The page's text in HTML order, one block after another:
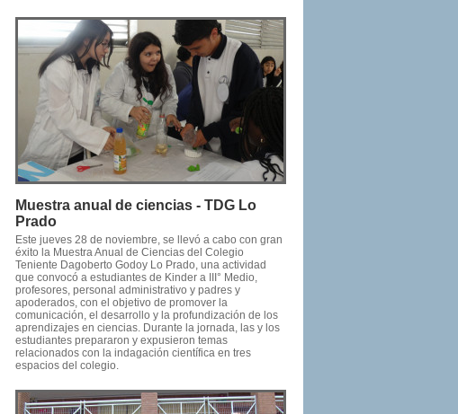
Muestra anual de ciencias - TDG Lo
Prado
Este jueves 28 de noviembre, se llevó a cabo con gran
éxito la Muestra Anual de Ciencias del Colegio
Teniente Dagoberto Godoy Lo Prado, una actividad
que convocó a estudiantes de Kinder a III° Medio,
profesores, personal administrativo y padres y
apoderados, con el objetivo de promover la
comunicación, el desarrollo y la profundización de los
aprendizajes en ciencias. Durante la jornada, las y los
estudiantes prepararon y expusieron temas
relacionados con la indagación científica en tres
espacios del colegio.